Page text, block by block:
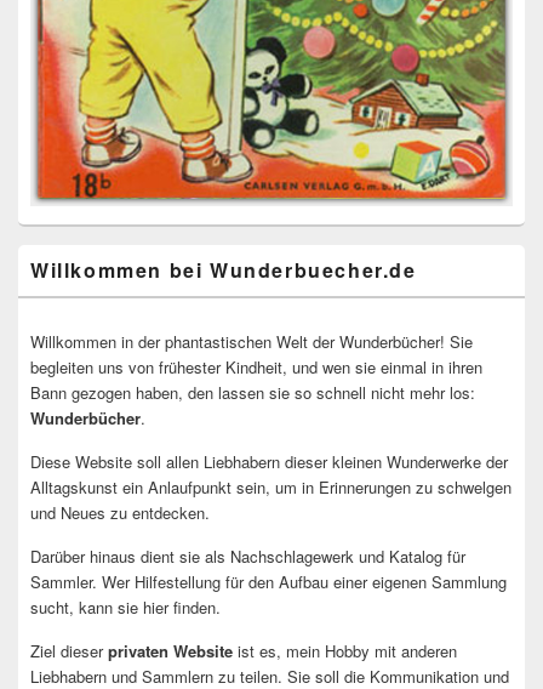
Willkommen bei Wunderbuecher.de
Willkommen in der phantastischen Welt der Wunderbücher! Sie
begleiten uns von frühester Kindheit, und wen sie einmal in ihren
Bann gezogen haben, den lassen sie so schnell nicht mehr los:
Wunderbücher.
Diese Website soll allen Liebhabern dieser kleinen Wunderwerke der
Alltagskunst ein Anlaufpunkt sein, um in Erinnerungen zu schwelgen
und Neues zu entdecken.
Darüber hinaus dient sie als Nachschlagewerk und Katalog für
Sammler. Wer Hilfestellung für den Aufbau einer eigenen Sammlung
sucht, kann sie hier finden.
Ziel dieserprivaten Website ist es, mein Hobby mit anderen
Liebhabern und Sammlern zu teilen. Sie soll die Kommunikation und